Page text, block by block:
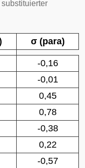
σ (para)
-0,16
-0,01
0,45
0,78
-0,38
0,22
-0,57